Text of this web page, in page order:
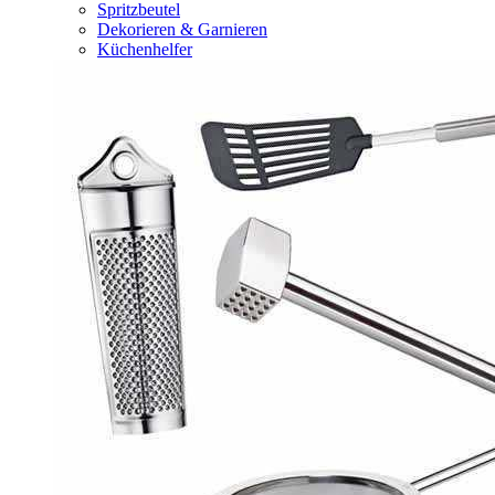
Spritzbeutel
Dekorieren & Garnieren
Küchenhelfer